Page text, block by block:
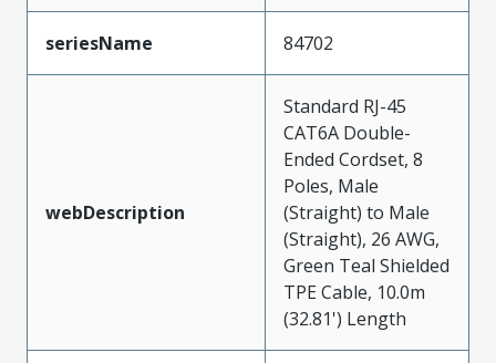
seriesName 84702
webDescription
Standard RJ-45
CAT6A Double-
Ended Cordset, 8
Poles, Male
(Straight) to Male
(Straight), 26 AWG,
Green Teal Shielded
TPE Cable, 10.0m
(32.81') Length